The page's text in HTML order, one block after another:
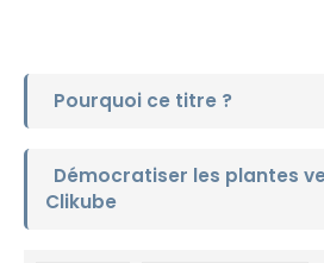
Pourquoi ce titre ?
Démocratiser les plantes
Clikube